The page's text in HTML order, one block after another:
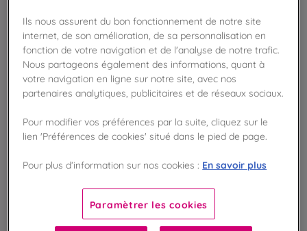
AJOUTER AU PANIER
Disponible en boutique !
Vérifier la disponibilité en magasin
dès 50€ d'achat
avec notre programme Privilège
Liste des ingrédients et allergènes
Ils nous assurent du bon fonctionnement de notre site
internet, de son amélioration, de sa personnalisation en
fonction de votre navigation et de l'analyse de notre trafic.
Nous partageons également des informations, quant à
votre navigation en ligne sur notre site, avec nos
partenaires analytiques, publicitaires et de réseaux sociaux.
Pour modifier vos préférences par la suite, cliquez sur le
lien 'Préférences de cookies' situé dans le pied de page.
Pour plus d’information sur nos cookies : En savoir plus
Paramètrer les cookies